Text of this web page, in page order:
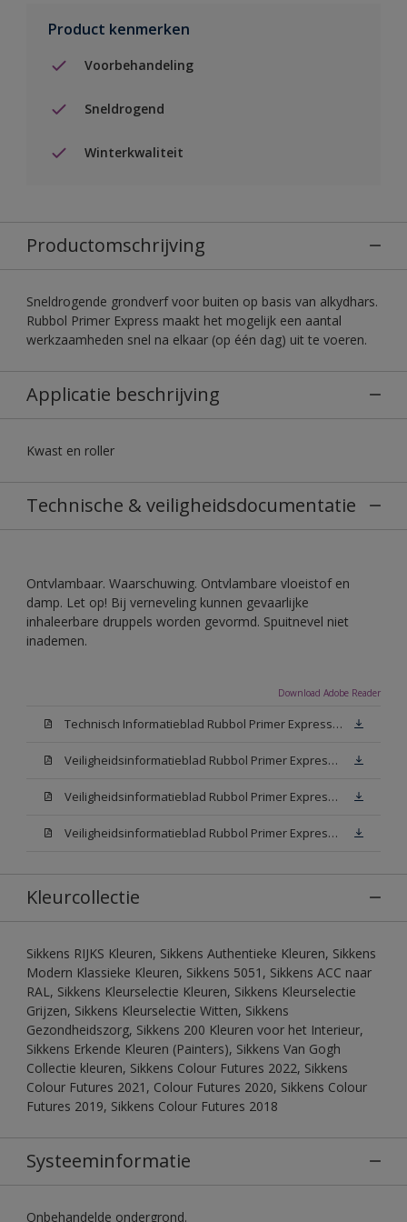
Product kenmerken
Voorbehandeling
Sneldrogend
Winterkwaliteit
Productomschrijving
Sneldrogende grondverf voor buiten op basis van alkydhars.
Rubbol Primer Express maakt het mogelijk een aantal
werkzaamheden snel na elkaar (op één dag) uit te voeren.
Applicatie beschrijving
Kwast en roller
Technische & veiligheidsdocumentatie
Ontvlambaar. Waarschuwing. Ontvlambare vloeistof en
damp. Let op! Bij verneveling kunnen gevaarlijke
inhaleerbare druppels worden gevormd. Spuitnevel niet
inademen.
Download Adobe Reader
Technisch Informatieblad Rubbol Primer Express (PDF)
Veiligheidsinformatieblad Rubbol Primer Express White (MSDS)
Veiligheidsinformatieblad Rubbol Primer Express W05 (MSDS)
Veiligheidsinformatieblad Rubbol Primer Express N00 (MSDS)
Kleurcollectie
Sikkens RIJKS Kleuren, Sikkens Authentieke Kleuren, Sikkens
Modern Klassieke Kleuren, Sikkens 5051, Sikkens ACC naar
RAL, Sikkens Kleurselectie Kleuren, Sikkens Kleurselectie
Grijzen, Sikkens Kleurselectie Witten, Sikkens
Gezondheidszorg, Sikkens 200 Kleuren voor het Interieur,
Sikkens Erkende Kleuren (Painters), Sikkens Van Gogh
Collectie kleuren, Sikkens Colour Futures 2022, Sikkens
Colour Futures 2021, Colour Futures 2020, Sikkens Colour
Futures 2019, Sikkens Colour Futures 2018
Systeeminformatie
Onbehandelde ondergrond.